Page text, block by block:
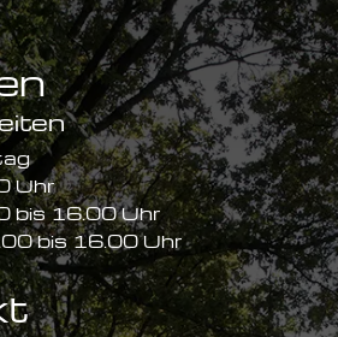
Uhr
bis 16.00 Uhr
bis 16.00 Uhr